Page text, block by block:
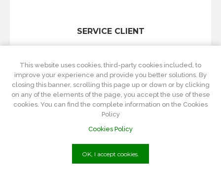
SERVICE CLIENT
Nouveautés
Récemment vus
Comparer les produits
This website uses cookies, third-party cookies included, to
improve your experience and provide you better solutions. By
closing this banner, scrolling this page up or down or by clicking
on any of the elements of the page, you accept the use of these
cookies. You can find the complete information on the Cookies
Policy
Cookies Policy
OK, I accept cookies.